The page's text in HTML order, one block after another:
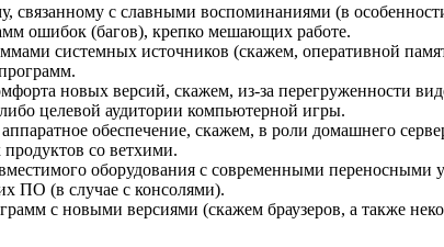
с славными воспоминаниями (в особенности
ошибок (багов), крепко мешающих работе.
системных источников (скажем, оперативной
новых версий, скажем, из-за перегруженности
целевой аудитории компьютерной игры.
обеспечение, скажем, в роли домашнего
со ветхими.
оборудования с современными
ПО (в случае с консолями).
с новыми версиями (скажем браузеров, а также